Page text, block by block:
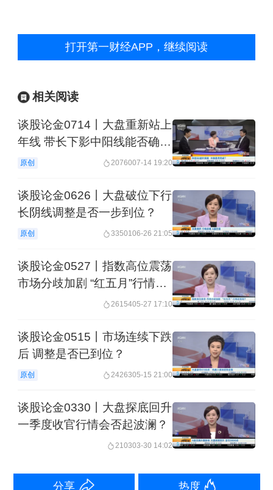
打开第一财经APP，继续阅读
相关阅读
谈股论金0714丨大盘重新站上
年线 带长下影中阳线能否确认
止跌？
原创 2076007-14 19:20
谈股论金0626丨大盘破位下行
长阴线调整是否一步到位？
原创 3350106-26 21:05
谈股论金0527丨指数高位震荡
市场分歧加剧 “红五月”行情还
2615405-27 17:10
谈股论金0515丨市场连续下跌
后 调整是否已到位？
原创 2426305-15 21:00
谈股论金0330丨大盘探底回升
一季度收官行情会否起波澜？
210303-30 14:02
分享 热度